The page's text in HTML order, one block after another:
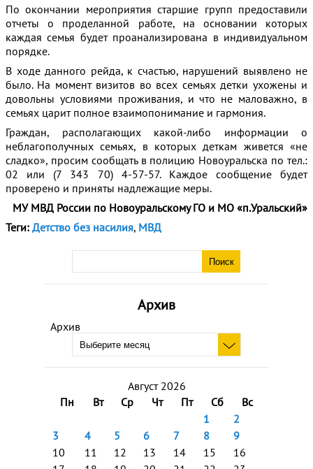
Архив
Архив
Август 2026
Пн
Вт Ср Чт Пт Сб
Вс
1
2
3
4 5 6 7 8
9
10
11 12 13 14 15
16
По окончании мероприятия старшие групп предоставили
отчеты о проделанной работе, на основании которых
каждая семья будет проанализирована в индивидуальном
порядке.
В ходе данного рейда, к счастью, нарушений выявлено не
было. На момент визитов во всех семьях детки ухожены и
довольны условиями проживания, и что не маловажно, в
семьях царит полное взаимопонимание и гармония.
Граждан, располагающих какой-либо информации о
неблагополучных семьях, в которых деткам живется «не
сладко», просим сообщать в полицию Новоуральска по тел.:
02 или (7 343 70) 4-57-57. Каждое сообщение будет
проверено и приняты надлежащие меры.
МУ МВД России по Новоуральскому ГО и МО «п.Уральский»
Теги: Детство без насилия, МВД